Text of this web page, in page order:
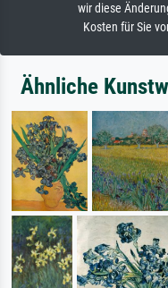
wir diese
Kosten für Sie
Ähnliche